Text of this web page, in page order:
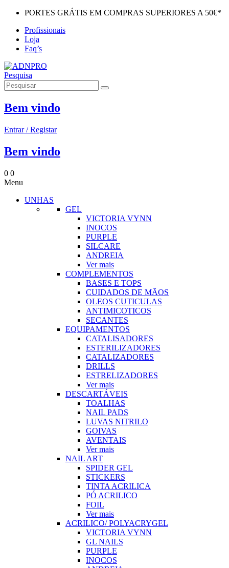
PORTES GRÁTIS EM COMPRAS SUPERIORES A 50€*
Profissionais
Loja
Faq’s
Pesquisa
Bem vindo
Entrar / Registar
Bem vindo
0 0
Menu
UNHAS
GEL
VICTORIA VYNN
INOCOS
PURPLE
SILCARE
ANDREIA
Ver mais
COMPLEMENTOS
BASES E TOPS
CUIDADOS DE MÃOS
OLEOS CUTICULAS
ANTIMICOTICOS
SECANTES
EQUIPAMENTOS
CATALISADORES
ESTERILIZADORES
CATALIZADORES
DRILLS
ESTRELIZADORES
Ver mais
DESCARTÁVEIS
TOALHAS
NAIL PADS
LUVAS NITRILO
GOIVAS
AVENTAIS
Ver mais
NAIL ART
SPIDER GEL
STICKERS
TINTA ACRILICA
PÓ ACRILICO
FOIL
Ver mais
ACRILICO/ POLYACRYGEL
VICTORIA VYNN
GL NAILS
PURPLE
INOCOS